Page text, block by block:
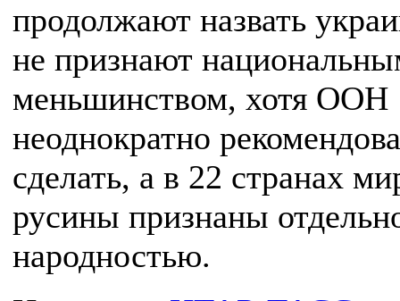
продолжают назвать
не признают
меньшинством, хотя ООН
неоднократно
сделать, а в 22 странах
русины признаны
народностью.